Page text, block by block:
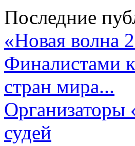
Последние
«Новая волна
Финалистами
стран мира...
Организаторы
судей